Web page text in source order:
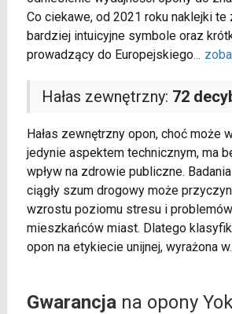
Co ciekawe, od 2021 roku naklejki te
bardziej intuicyjne symbole oraz
prowadzący do Europejskiego...
Hałas zewnętrzny: 72
Hałas zewnętrzny opon, choć może
jedynie aspektem technicznym, ma
wpływ na zdrowie publiczne.
ciągły szum drogowy może
wzrostu poziomu stresu i
mieszkańców miast. Dlatego
opon na etykiecie unijnej, wyrażona w
Gwarancjana opony